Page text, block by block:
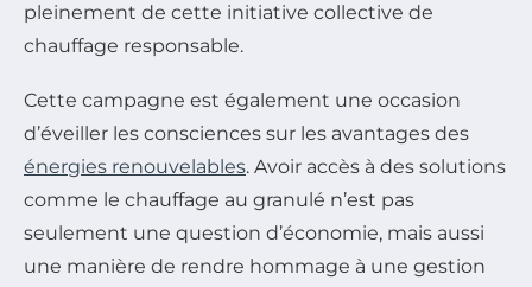
pleinement de cette initiative collective de
chauffage responsable.
Cette campagne est également une occasion
d’éveiller les consciences sur les avantages des
énergies renouvelables. Avoir accès à des solutions
comme le chauffage au granulé n’est pas
seulement une question d’économie, mais aussi
une manière de rendre hommage à une gestion